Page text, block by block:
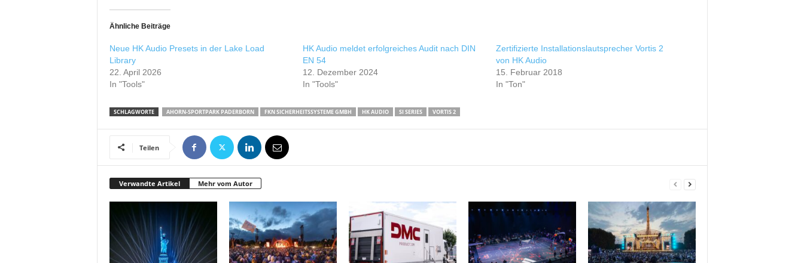
Ähnliche Beiträge
Neue HK Audio Presets in der Lake Load
Library
22. April 2026
In "Tools"
HK Audio meldet erfolgreiches Audit nach DIN
EN 54
12. Dezember 2024
In "Tools"
Zertifizierte Installationslautsprecher Vortis 2
von HK Audio
15. Februar 2018
In "Ton"
SCHLAGWORTE AHORN-SPORTPARK PADERBORN FKN SICHERHEITSSYSTEME GMBH HK AUDIO SI SERIES VORTIS 2
Teilen
Verwandte Artikel Mehr vom Autor